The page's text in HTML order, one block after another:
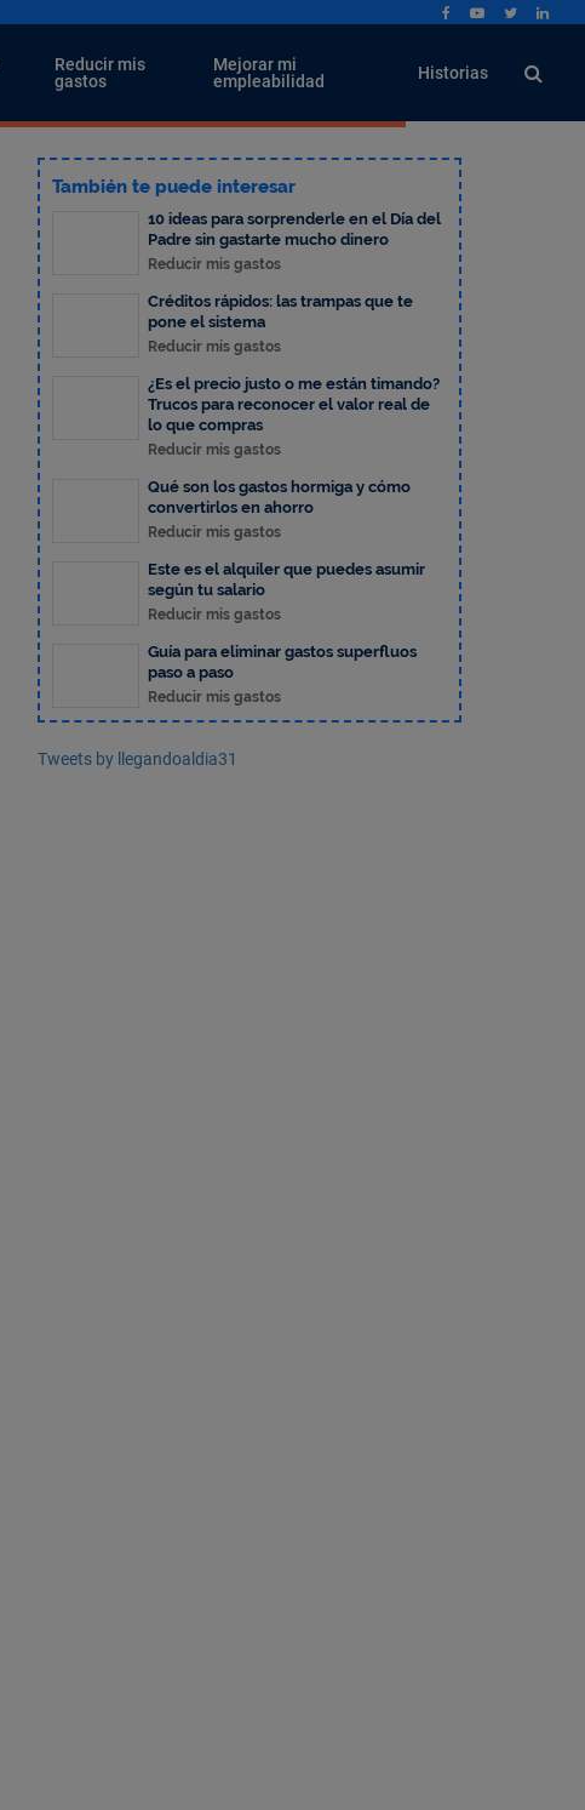
Reducir mis
gastos
Mejorar mi
empleabilidad
Historias
También te puede interesar
10 ideas para sorprenderle en el Día del
Padre sin gastarte mucho dinero
Reducir mis gastos
Créditos rápidos: las trampas que te
pone el sistema
Reducir mis gastos
¿Es el precio justo o me están timando?
Trucos para reconocer el valor real de
lo que compras
Reducir mis gastos
Qué son los gastos hormiga y cómo
convertirlos en ahorro
Reducir mis gastos
Este es el alquiler que puedes asumir
según tu salario
Reducir mis gastos
Guía para eliminar gastos superfluos
paso a paso
Reducir mis gastos
Tweets by llegandoaldia31